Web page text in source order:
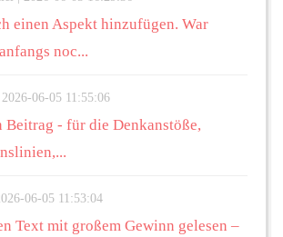
einen Aspekt hinzufügen. War
noc...
2026-06-05 11:55:06
Beitrag - für die Denkanstöße,
06-05 11:53:04
Text mit großem Gewinn gelesen –